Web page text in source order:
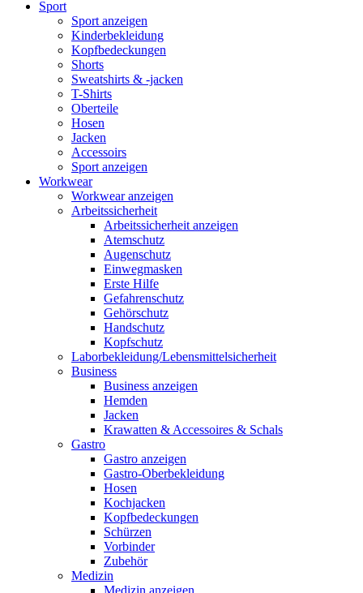
Sport
Sport anzeigen
Kinderbekleidung
Kopfbedeckungen
Shorts
Sweatshirts & -jacken
T-Shirts
Oberteile
Hosen
Jacken
Accessoirs
Sport anzeigen
Workwear
Workwear anzeigen
Arbeitssicherheit
Arbeitssicherheit anzeigen
Atemschutz
Augenschutz
Einwegmasken
Erste Hilfe
Gefahrenschutz
Gehörschutz
Handschutz
Kopfschutz
Laborbekleidung/Lebensmittelsicherheit
Business
Business anzeigen
Hemden
Jacken
Krawatten & Accessoires & Schals
Gastro
Gastro anzeigen
Gastro-Oberbekleidung
Hosen
Kochjacken
Kopfbedeckungen
Schürzen
Vorbinder
Zubehör
Medizin
Medizin anzeigen